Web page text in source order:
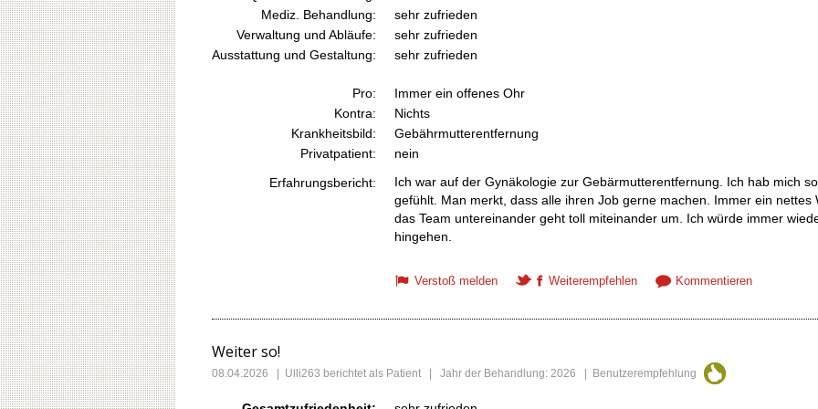
Mediz. Behandlung:
sehr zufrieden
Verwaltung und Abläufe:
sehr zufrieden
Ausstattung und Gestaltung:
sehr zufrieden
Pro:
Immer ein offenes Ohr
Kontra:
Nichts
Krankheitsbild:
Gebährmutterentfernung
Privatpatient:
nein
Erfahrungsbericht:
Ich war auf der Gynäkologie zur Gebärmutterentfernung. Ich hab mich
gefühlt. Man merkt, dass alle ihren Job gerne machen. Immer ein nettes
das Team untereinander geht toll miteinander um. Ich würde immer
hingehen.
Verstoß melden Weiterempfehlen Kommentieren
Weiter so!
08.04.2026 Ulli263 berichtet als Patient | Jahr der Behandlung: 2026 | Benutzerempfehlung